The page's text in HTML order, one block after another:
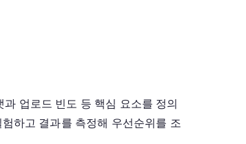
업로드 빈도 등 핵심 요소를 정의
험하고 결과를 측정해 우선순위를 조